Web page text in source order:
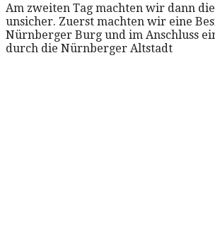
Am zweiten Tag machten wir dann
unsicher. Zuerst machten wir eine
Nürnberger Burg und im Anschluss
durch die Nürnberger Altstadt